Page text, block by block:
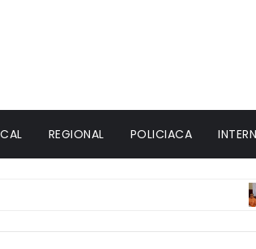
REGIONAL POLICIACA